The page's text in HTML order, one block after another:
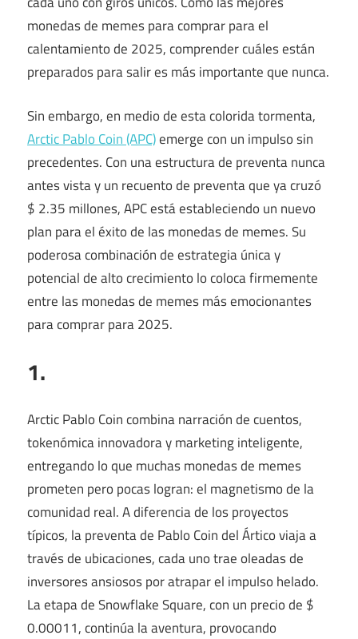
monedas de memes para comprar para el
calentamiento de 2025, comprender cuáles están
preparados para salir es más importante que nunca.
Sin embargo, en medio de esta colorida tormenta,
Arctic Pablo Coin (APC)emerge con un impulso sin
precedentes. Con una estructura de preventa nunca
antes vista y un recuento de preventa que ya cruzó
$ 2.35 millones, APC está estableciendo un nuevo
plan para el éxito de las monedas de memes. Su
poderosa combinación de estrategia única y
potencial de alto crecimiento lo coloca firmemente
entre las monedas de memes más emocionantes
para comprar para 2025.
1.
Arctic Pablo Coin combina narración de cuentos,
tokenómica innovadora y marketing inteligente,
entregando lo que muchas monedas de memes
prometen pero pocas logran: el magnetismo de la
comunidad real. A diferencia de los proyectos
típicos, la preventa de Pablo Coin del Ártico viaja a
través de ubicaciones, cada uno trae oleadas de
inversores ansiosos por atrapar el impulso helado.
La etapa de Snowflake Square, con un precio de $
0.00011, continúa la aventura, provocando